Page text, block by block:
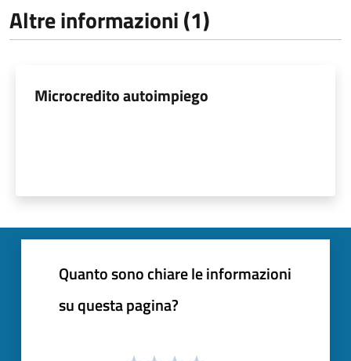
Altre informazioni (1)
Microcredito autoimpiego
Quanto sono chiare le informazioni
su questa pagina?